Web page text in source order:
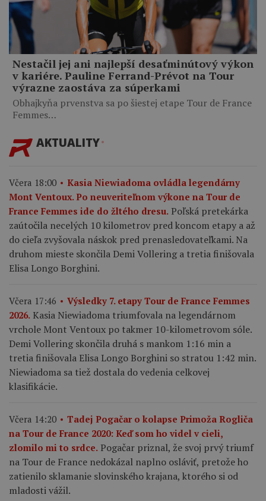
Nestačil jej ani najlepší desaťminútový výkon
v kariére. Pauline Ferrand-Prévot na Tour
výrazne zaostáva za súperkami
Obhajkyňa prvenstva sa po šiestej etape Tour de France
Femmes…
AKTUALITY
Včera 18:00
Kasia Niewiadoma ovládla legendárny
Mont Ventoux. Po neuveriteľnom výkone na Tour de
France Femmes ide do žltého dresu. Poľská pretekárka
zaútočila necelých 10 kilometrov pred koncom etapy a až
do cieľa zvyšovala náskok pred prenasledovateľkami. Na
druhom mieste skončila Demi Vollering a tretia finišovala
Elisa Longo Borghini.
Včera 17:46
Výsledky 7. etapy Tour de France Femmes
2026. Kasia Niewiadoma triumfovala na legendárnom
vrchole Mont Ventoux po takmer 10-kilometrovom sóle.
Demi Vollering skončila druhá s mankom 1:16 min a
tretia finišovala Elisa Longo Borghini so stratou 1:42 min.
Niewiadoma sa tiež dostala do vedenia celkovej
klasifikácie.
Včera 14:20
Tadej Pogačar o kolapse Primoža Rogliča
na Tour de France 2020: Keď som ho videl v cieli,
zlomilo mi to srdce. Pogačar priznal, že svoj prvý triumf
na Tour de France nedokázal naplno osláviť, pretože ho
zatienilo sklamanie slovinského krajana, ktorého si od
mladosti vážil.